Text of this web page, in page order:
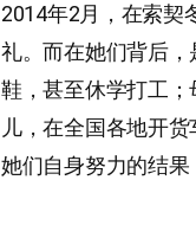
2014年2月，在索契
礼。而在她们背后
鞋，甚至休学打工；
儿，在全国各地开
她们自身努力的结果